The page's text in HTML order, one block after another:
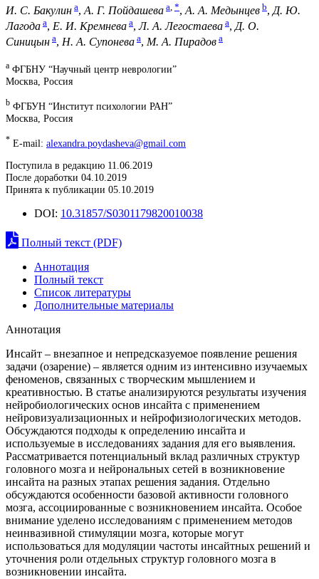
И. С. Бакулин a, А. Г. Пойдашева a *, А. А. Медынцев b, Д. Ю.
Лагода a, Е. И. Кремнева a,Л. А. Легостаева a,Д. О.
Синицын a, Н. А. Супонева a, М. А. Пирадов a
a ФГБНУ “Научный центр неврологии”
Москва, Россия
b ФГБУН “Институт психологии РАН”
Москва, Россия
* E-mail: alexandra.poydasheva@gmail.com
Поступила в редакцию 11.06.2019
После доработки 04.10.2019
Принята к публикации 05.10.2019
DOI: 10.31857/S0301179820010038
Полный текст (PDF)
Аннотация
Полный текст
Список литературы
Дополнительные материалы
Аннотация
Инсайт – внезапное и непредсказуемое появление решения
задачи (озарение) – является одним из интенсивно изучаемых
феноменов, связанных с творческим мышлением и
креативностью. В статье анализируются результаты изучения
нейробиологических основ инсайта с применением
нейровизуализационных и нейрофизиологических методов.
Обсуждаются подходы к определению инсайта и
используемые в исследованиях задания для его выявления.
Рассматривается потенциальный вклад различных структур
головного мозга и нейрональных сетей в возникновение
инсайта на разных этапах решения задания. Отдельно
обсуждаются особенности базовой активности головного
мозга, ассоциированные с возникновением инсайта. Особое
внимание уделено исследованиям с применением методов
неинвазивной стимуляции мозга, которые могут
использоваться для модуляции частоты инсайтных решений и
уточнения роли отдельных структур головного мозга в
возникновении инсайта.